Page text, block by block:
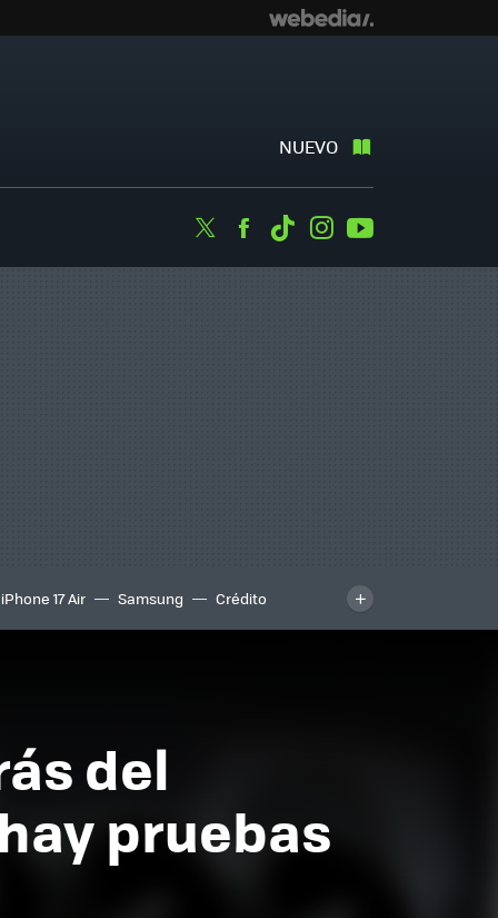
NUEVO
TwitterFacebook
TiktokInstagram
iPhone 17 Air Samsung
Crédito
del
pruebas